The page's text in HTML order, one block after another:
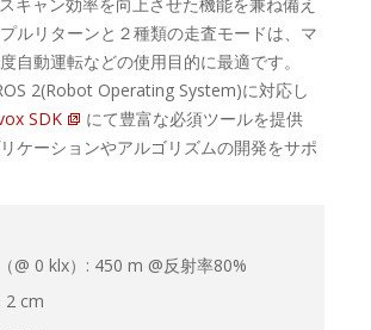
ルリターンと２種類の走査モードは、マ
自動運転などの使用目的に最適です。
2(Robot Operating System)に対応し
SDK
にて豊富な必須ツールを提供
ケーションやアルゴリズムの開発をサポ
@ 0 klx）: 450 m @反射率80%
2 cm